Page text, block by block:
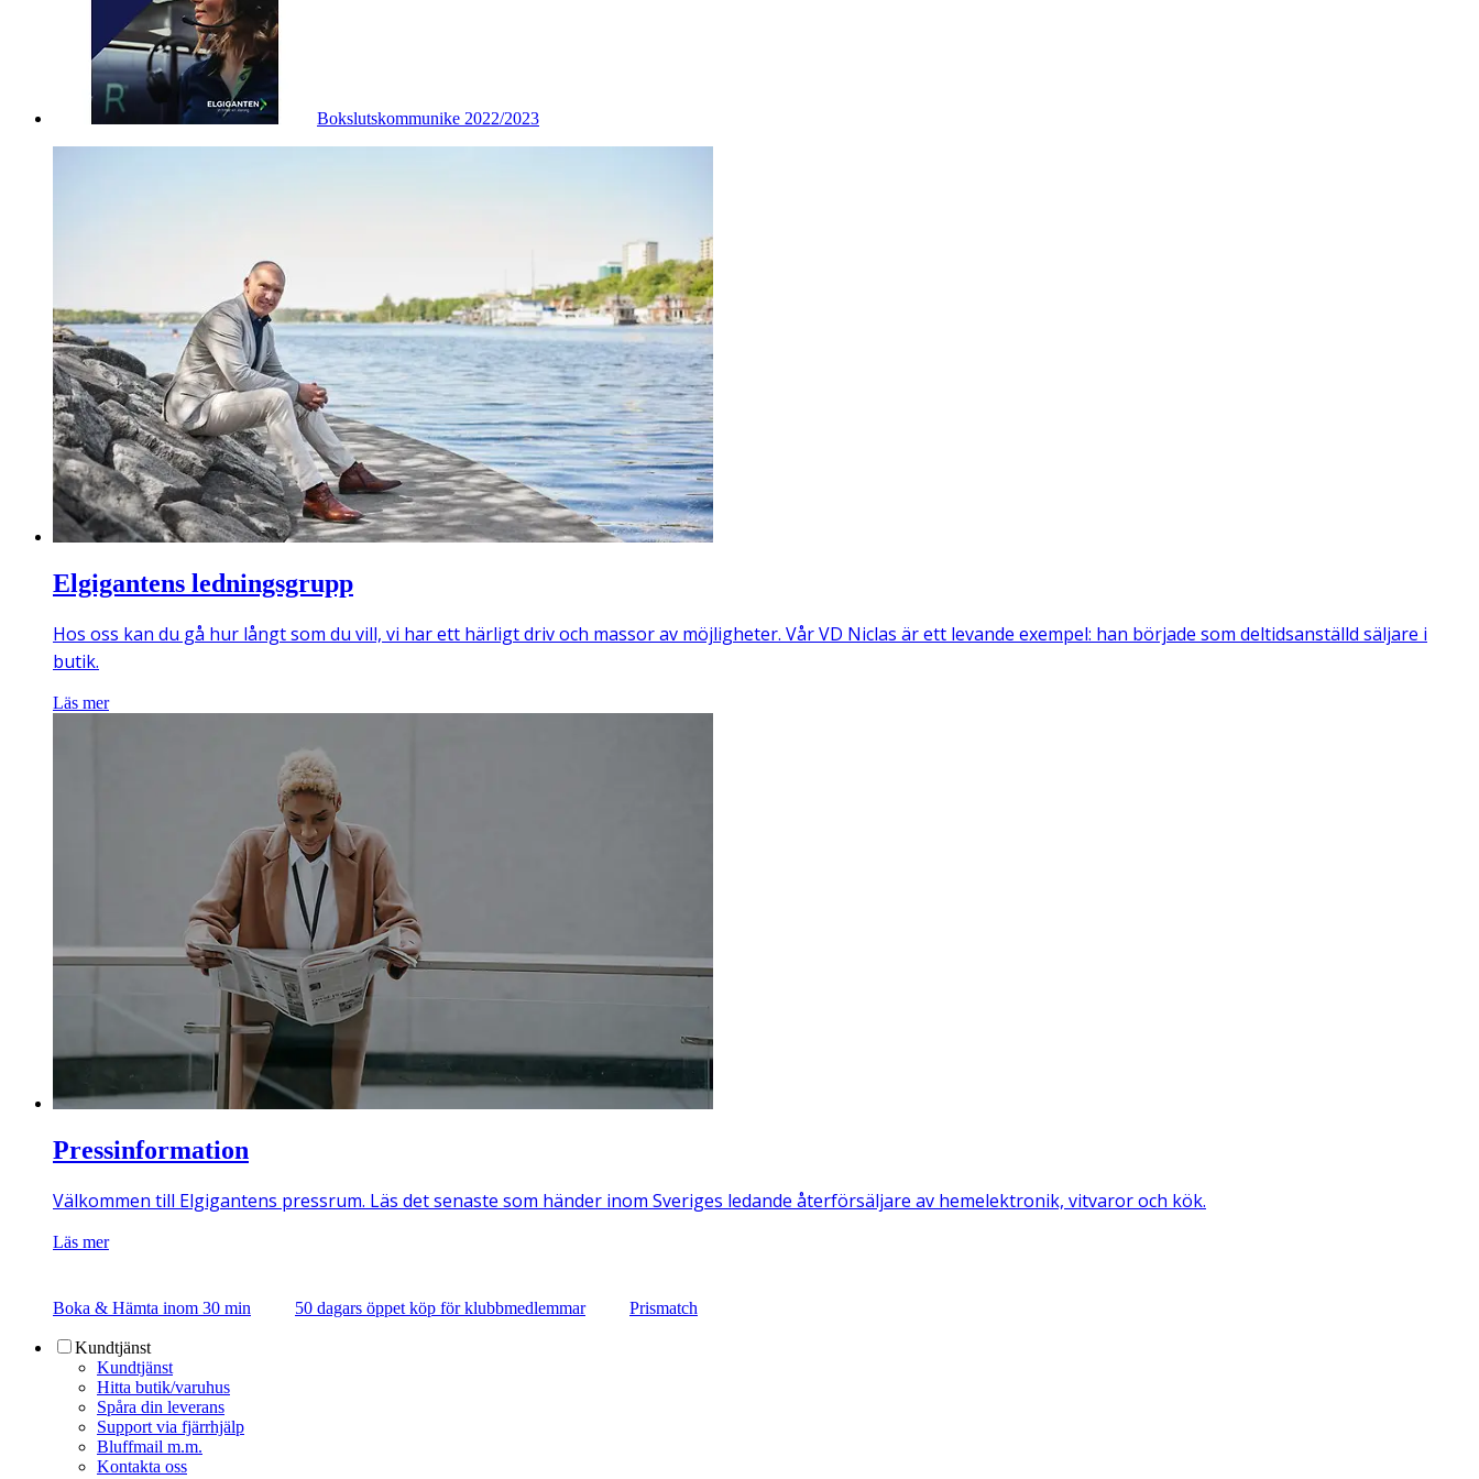
Bokslutskommunike 2022/2023
Elgigantens ledningsgrupp
Hos oss kan du gå hur långt som du vill, vi har ett härligt driv och massor av möjligheter. Vår VD Niclas är ett levande exempel: han började som deltidsanställd säljare i
butik.
Läs mer
Pressinformation
Välkommen till Elgigantens pressrum. Läs det senaste som händer inom Sveriges ledande återförsäljare av hemelektronik, vitvaror och kök.
Läs mer
Boka & Hämta inom 30 min 50 dagars öppet köp för klubbmedlemmar Prismatch
Kundtjänst
Kundtjänst
Hitta butik/varuhus
Spåra din leverans
Support via fjärrhjälp
Bluffmail m.m.
Kontakta oss